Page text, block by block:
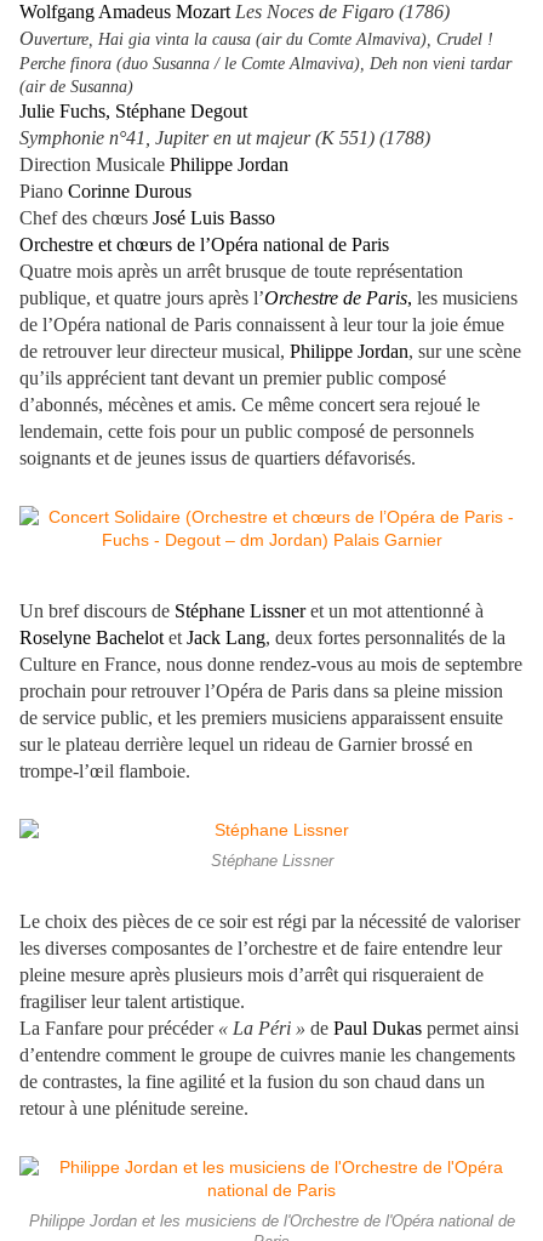
Wolfgang Amadeus Mozart Les Noces de Figaro (1786)
Ouverture, Hai gia vinta la causa (air du Comte Almaviva), Crudel !
Perche finora (duo Susanna / le Comte Almaviva), Deh non vieni tardar
(air de Susanna)
Julie Fuchs, Stéphane Degout
Symphonie n°41, Jupiter en ut majeur (K 551) (1788)
Direction Musicale Philippe Jordan
Piano Corinne Durous
Chef des chœurs José Luis Basso
Orchestre et chœurs de l’Opéra national de Paris
Quatre mois après un arrêt brusque de toute représentation
publique, et quatre jours après l’Orchestre de Paris, les musiciens
de l’Opéra national de Paris connaissent à leur tour la joie émue
de retrouver leur directeur musical, Philippe Jordan, sur une scène
qu’ils apprécient tant devant un premier public composé
d’abonnés, mécènes et amis. Ce même concert sera rejoué le
lendemain, cette fois pour un public composé de personnels
soignants et de jeunes issus de quartiers défavorisés.
Un bref discours de Stéphane Lissneret un mot attentionné à
Roselyne Bachelot et Jack Lang, deux fortes personnalités de la
Culture en France, nous donne rendez-vous au mois de septembre
prochain pour retrouver l’Opéra de Paris dans sa pleine mission
de service public, et les premiers musiciens apparaissent ensuite
sur le plateau derrière lequel un rideau de Garnier brossé en
trompe-l’œil flamboie.
Stéphane Lissner
Le choix des pièces de ce soir est régi par la nécessité de valoriser
les diverses composantes de l’orchestre et de faire entendre leur
pleine mesure après plusieurs mois d’arrêt qui risqueraient de
fragiliser leur talent artistique.
La Fanfare pour précéder « La Péri » de Paul Dukas permet ainsi
d’entendre comment le groupe de cuivres manie les changements
de contrastes, la fine agilité et la fusion du son chaud dans un
retour à une plénitude sereine.
Philippe Jordan et les musiciens de l'Orchestre de l'Opéra national de